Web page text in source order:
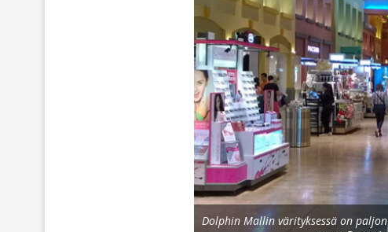
Dolphin Mallin värityksessä on